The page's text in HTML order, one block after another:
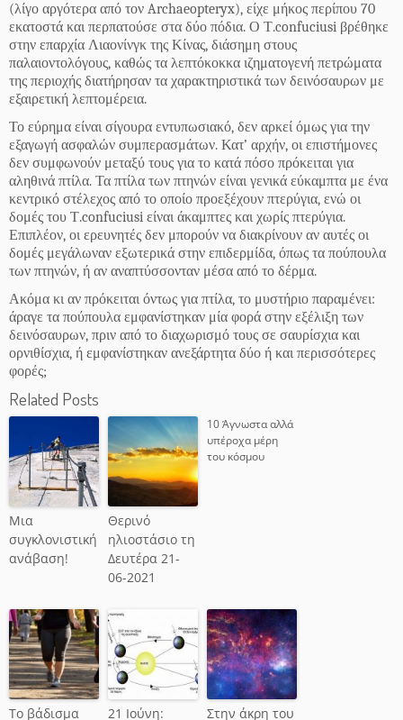
(λίγο αργότερα από τον Archaeopteryx), είχε μήκος περίπου 70
εκατοστά και περπατούσε στα δύο πόδια. Ο Τ.confuciusi βρέθηκε
στην επαρχία Λιαονίνγκ της Κίνας, διάσημη στους
παλαιοντολόγους, καθώς τα λεπτόκοκκα ιζηματογενή πετρώματα
της περιοχής διατήρησαν τα χαρακτηριστικά των δεινόσαυρων με
εξαιρετική λεπτομέρεια.
Το εύρημα είναι σίγουρα εντυπωσιακό, δεν αρκεί όμως για την
εξαγωγή ασφαλών συμπερασμάτων. Κατ’ αρχήν, οι επιστήμονες
δεν συμφωνούν μεταξύ τους για το κατά πόσο πρόκειται για
αληθινά πτίλα. Τα πτίλα των πτηνών είναι γενικά εύκαμπτα με ένα
κεντρικό στέλεχος από το οποίο προεξέχουν πτερύγια, ενώ οι
δομές του Τ.confuciusi είναι άκαμπτες και χωρίς πτερύγια.
Επιπλέον, οι ερευνητές δεν μπορούν να διακρίνουν αν αυτές οι
δομές μεγάλωναν εξωτερικά στην επιδερμίδα, όπως τα πούπουλα
των πτηνών, ή αν αναπτύσσονταν μέσα από το δέρμα.
Ακόμα κι αν πρόκειται όντως για πτίλα, το μυστήριο παραμένει:
άραγε τα πούπουλα εμφανίστηκαν μία φορά στην εξέλιξη των
δεινόσαυρων, πριν από το διαχωρισμό τους σε σαυρίσχια και
ορνιθίσχια, ή εμφανίστηκαν ανεξάρτητα δύο ή και περισσότερες
φορές;
Related Posts
Μια
συγκλονιστική
ανάβαση!
Θερινό
ηλιοστάσιο τη
Δευτέρα 21-
06-2021
10 Άγνωστα αλλά
υπέροχα μέρη
του κόσμου
Το βάδισμα 21 Ιούνη: Στην άκρη του